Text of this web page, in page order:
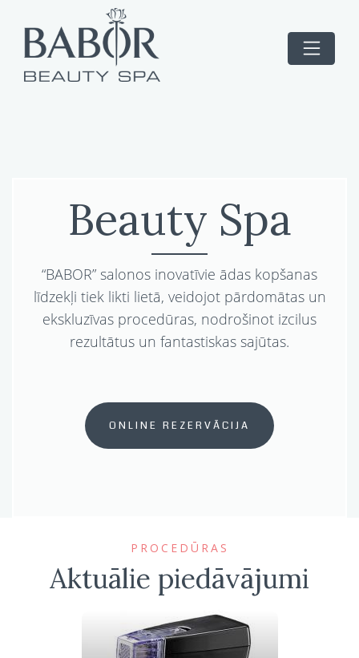
Beauty Spa
“BABOR” salonos inovatīvie ādas kopšanas
līdzekļi tiek likti lietā, veidojot pārdomātas un
ekskluzīvas procedūras, nodrošinot izcilus
rezultātus un fantastiskas sajūtas.
ONLINE REZERVĀCIJA
PROCEDŪRAS
Aktuālie piedāvājumi